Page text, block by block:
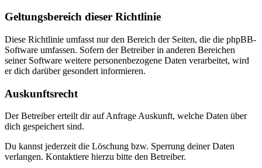
Geltungsbereich dieser Richtlinie
Diese Richtlinie umfasst nur den Bereich der Seiten, die die phpBB-
Software umfassen. Sofern der Betreiber in anderen Bereichen
seiner Software weitere personenbezogene Daten verarbeitet, wird
er dich darüber gesondert informieren.
Auskunftsrecht
Der Betreiber erteilt dir auf Anfrage Auskunft, welche Daten über
dich gespeichert sind.
Du kannst jederzeit die Löschung bzw. Sperrung deiner Daten
verlangen. Kontaktiere hierzu bitte den Betreiber.